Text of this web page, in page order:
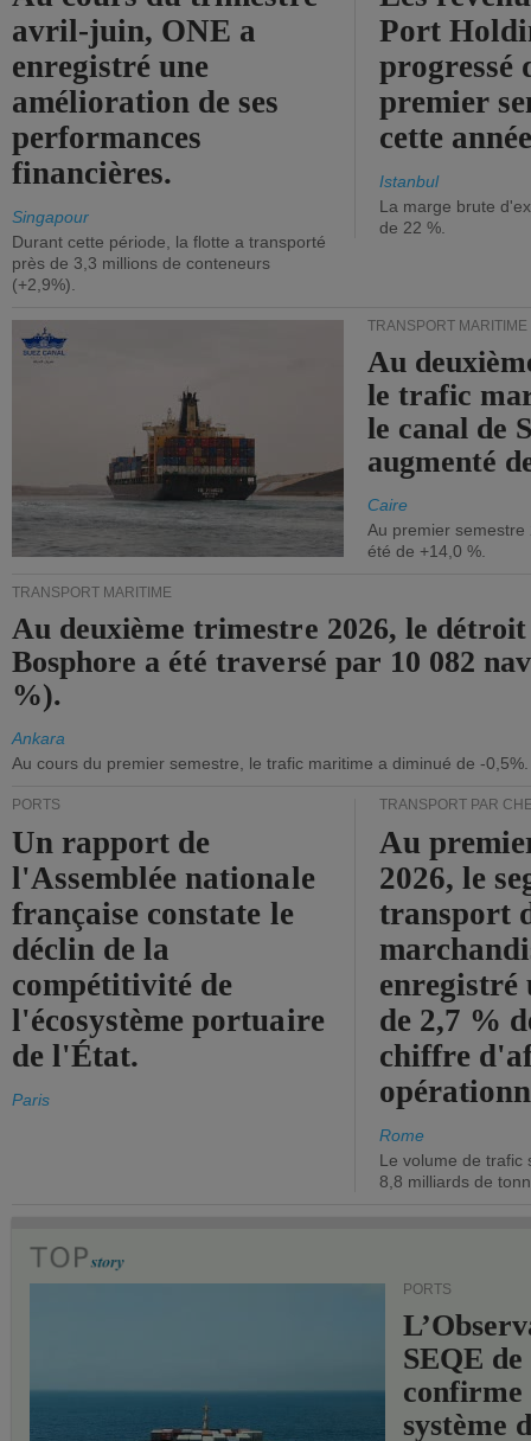
avril-juin, ONE a
enregistré une
amélioration de ses
performances
financières.
Singapour
Durant cette période, la flotte a transporté
près de 3,3 millions de conteneurs
(+2,9%).
Port
progressé
premier
cette
Istanbul
La marge brute
de 22 %.
TRANSPORT MARITIME
Au
le trafic
le canal de
augmenté
Caire
Au premier
été de +14,0 %.
TRANSPORT MARITIME
Au deuxième trimestre 2026, le
Bosphore a été traversé par 10 082
%).
Ankara
Au cours du premier semestre, le trafic maritime a diminué de -0,5%.
PORTS
Un rapport de
l'Assemblée nationale
française constate le
déclin de la
compétitivité de
l'écosystème portuaire
de l'État.
Paris
TRANSPORT PAR
Au
2026, le
transport
enregistré
de 2,7 %
chiffre
Rome
Le volume de trafic
8,8 milliards de
PORTS
SEQE de
confirme
système